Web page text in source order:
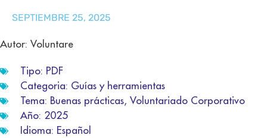
SEPTIEMBRE 25, 2025
Autor: Voluntare
Tipo: PDF
Categoria: Guías y herramientas
Tema: Buenas prácticas, Voluntariado Corporativo
Año: 2025
Idioma: Español